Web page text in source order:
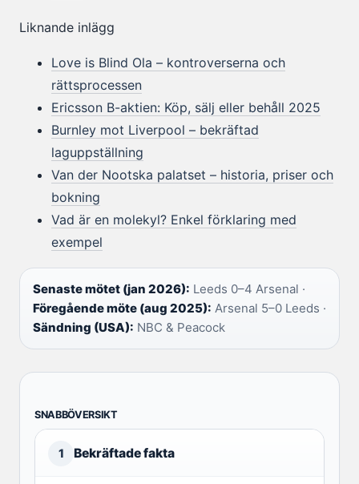
Liknande inlägg
Love is Blind Ola – kontroverserna och
rättsprocessen
Ericsson B-aktien: Köp, sälj eller behåll 2025
Burnley mot Liverpool – bekräftad
laguppställning
Van der Nootska palatset – historia, priser och
bokning
Vad är en molekyl? Enkel förklaring med
exempel
Senaste mötet (jan 2026): Leeds 0–4 Arsenal ·
Föregående möte (aug 2025): Arsenal 5–0 Leeds ·
Sändning (USA): NBC & Peacock
SNABBÖVERSIKT
1 Bekräftade fakta